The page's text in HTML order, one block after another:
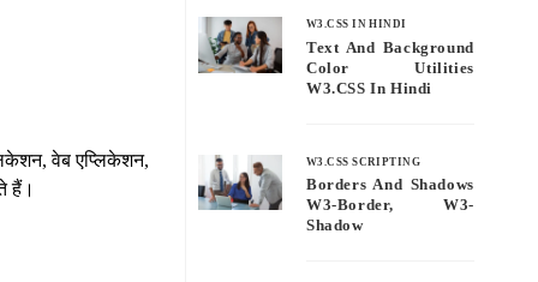
वेब एप्लिकेशन,
हैं।
W3.CSS IN HINDI
Text And Background
Color Utilities
W3.CSS In Hindi
W3.CSS SCRIPTING
Borders And Shadows
W3-Border, W3-
Shadow